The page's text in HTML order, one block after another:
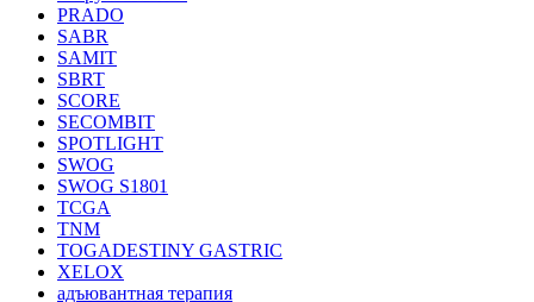
PRADO
SABR
SAMIT
SBRT
SCORE
SECOMBIT
SPOTLIGHT
SWOG
SWOG S1801
TCGA
TNM
TOGADESTINY GASTRIC
XELOX
адъювантная терапия